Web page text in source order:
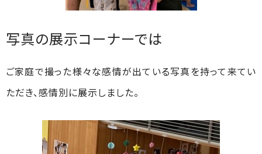
写真の展示コーナーでは
ご家庭で撮った様々な感情が出ている写真を持って来てい
ただき、感情別に展示しました。